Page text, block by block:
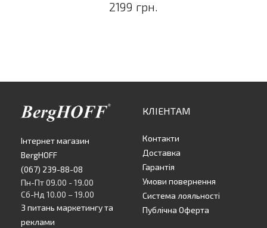
2199 грн.
Інтернет магазин
BergHOFF
(067) 239-88-08
Пн-Пт 09.00 - 19.00
Сб-Нд 10.00 – 19.00
З питань маркетингу та
реклами
КЛІЕНТАМ
Контакти
Доставка
Гарантія
Умови повернення
Система лояльності
Публічна Оферта